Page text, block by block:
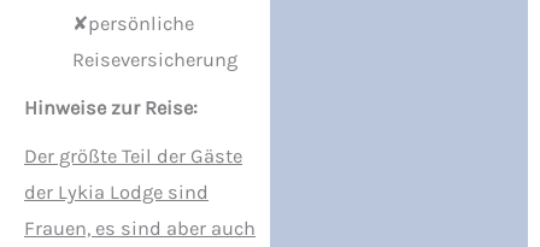
✘persönliche
Reiseversicherung
Hinweise zur Reise:
Der größte Teil der Gäste
der Lykia Lodge sind
Frauen, es sind aber auch